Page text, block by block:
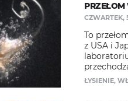
PRZEŁOM
CZWARTEK,
To
z USA i
ŁYSIENIE,